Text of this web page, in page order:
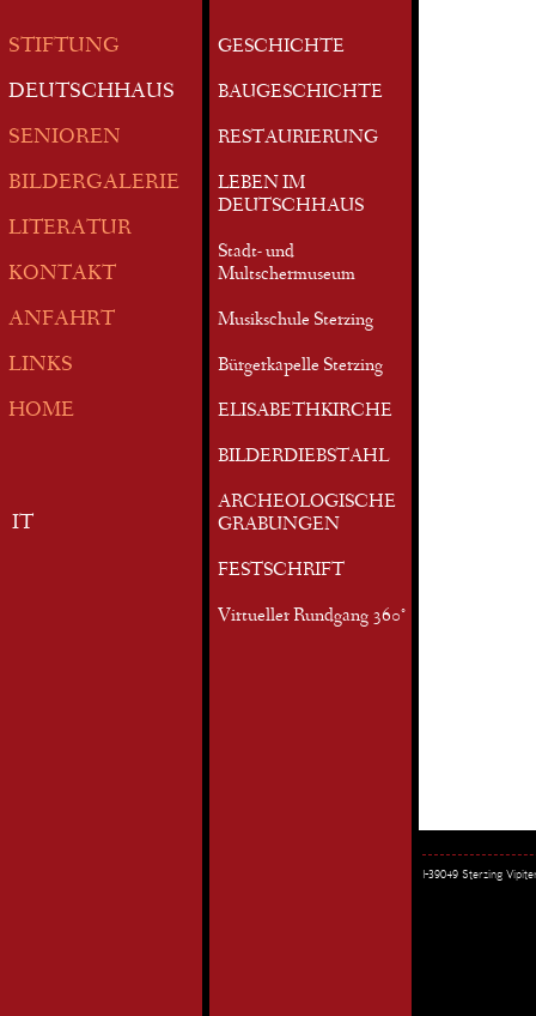
STIFTUNG
DEUTSCHHAUS
SENIOREN
BILDERGALERIE
LITERATUR
KONTAKT
ANFAHRT
LINKS
HOME
IT
GESCHICHTE
BAUGESCHICHTE
RESTAURIERUNG
LEBEN IM
DEUTSCHHAUS
Stadt- und
Multschermuseum
Musikschule Sterzing
Bürgerkapelle Sterzing
ELISABETHKIRCHE
BILDERDIEBSTAHL
ARCHEOLOGISCHE
GRABUNGEN
FESTSCHRIFT
Virtueller Rundgang 360°
I-39049 Sterzing